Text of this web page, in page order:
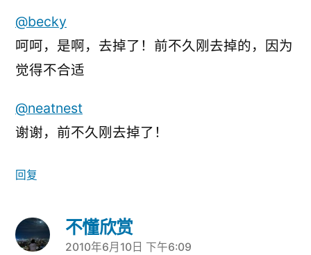
@becky
呵呵，是啊，去掉了！前不久刚去掉的，因为
觉得不合适
@neatnest
谢谢，前不久刚去掉了！
回复
不懂欣赏
说：
2010年6月10日 下午6:09